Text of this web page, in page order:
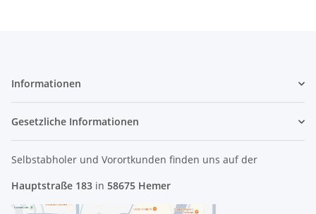
Informationen
Gesetzliche Informationen
Selbstabholer und Vorortkunden finden uns auf der
Hauptstraße 183 in 58675 Hemer